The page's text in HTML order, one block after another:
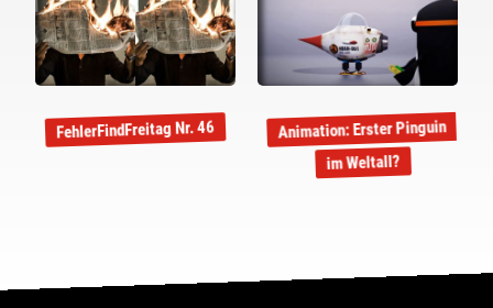
FehlerFindFreitag Nr. 46 Animation: Erster Pinguin
im Weltall?